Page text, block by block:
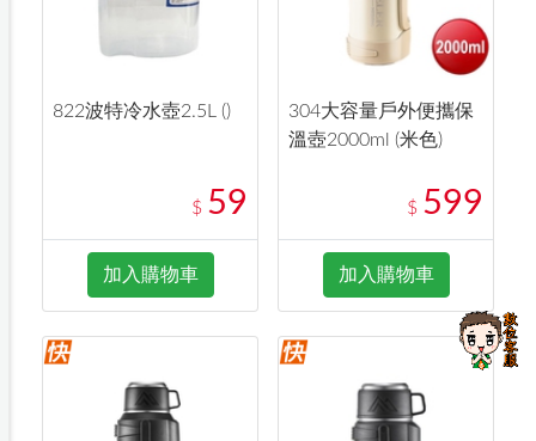
822波特冷水壺2.5L ()
$ 59
加入購物車
304大容量戶外便攜保
溫壺2000ml (米色)
$ 599
加入購物車